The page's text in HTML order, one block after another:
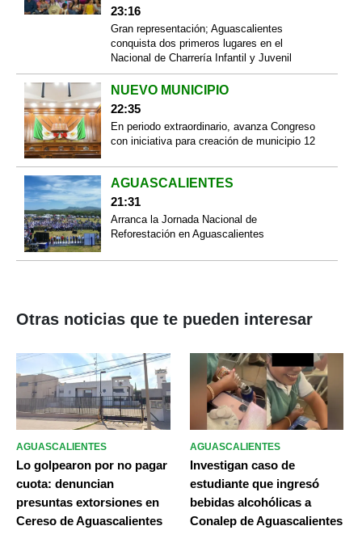
23:16
Gran representación; Aguascalientes
conquista dos primeros lugares en el
Nacional de Charrería Infantil y Juvenil
NUEVO MUNICIPIO
22:35
En periodo extraordinario, avanza Congreso
con iniciativa para creación de municipio 12
AGUASCALIENTES
21:31
Arranca la Jornada Nacional de
Reforestación en Aguascalientes
Otras noticias que te pueden interesar
AGUASCALIENTES
Lo golpearon por no pagar
cuota: denuncian
presuntas extorsiones en
Cereso de Aguascalientes
AGUASCALIENTES
Investigan caso de
estudiante que ingresó
bebidas alcohólicas a
Conalep de Aguascalientes